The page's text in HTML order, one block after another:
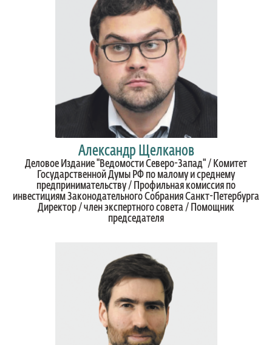
Александр Щелканов
Деловое Издание "Ведомости Северо-Запад" / Комитет
Государственной Думы РФ по малому и среднему
предпринимательству / Профильная комиссия по
инвестициям Законодательного Собрания Санкт-Петербурга
Директор / член экспертного совета / Помощник
председателя